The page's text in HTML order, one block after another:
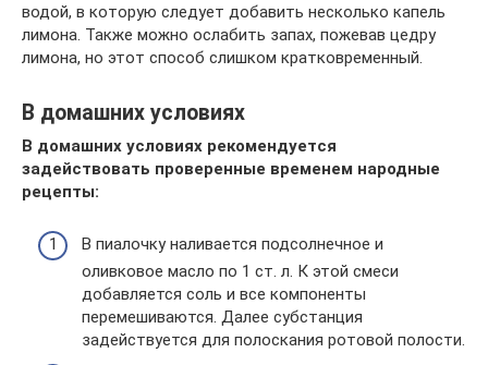
водой, в которую следует добавить несколько капель
лимона. Также можно ослабить запах, пожевав цедру
лимона, но этот способ слишком кратковременный.
В домашних условиях
В домашних условиях рекомендуется
задействовать проверенные временем народные
рецепты:
В пиалочку наливается подсолнечное и
оливковое масло по 1 ст. л. К этой смеси
добавляется соль и все компоненты
перемешиваются. Далее субстанция
задействуется для полоскания ротовой полости.